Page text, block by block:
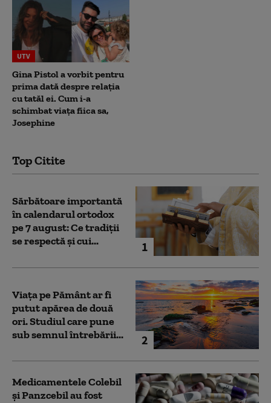
UTV
Gina Pistol a vorbit pentru
prima dată despre relația
cu tatăl ei. Cum i-a
schimbat viața fiica sa,
Josephine
Top Citite
1
Sărbătoare importantă
în calendarul ortodox
pe 7 august: Ce tradiții
se respectă și cui...
2
Viața pe Pământ ar fi
putut apărea de două
ori. Studiul care pune
sub semnul întrebării...
Medicamentele Colebil
și Panzcebil au fost